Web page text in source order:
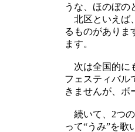
うな、ほのぼの
北区といえば
るものがありま
ます。
次は全国的に
フェスティバル
きませんが、ボ
続いて、2つの
って“うみ”を歌